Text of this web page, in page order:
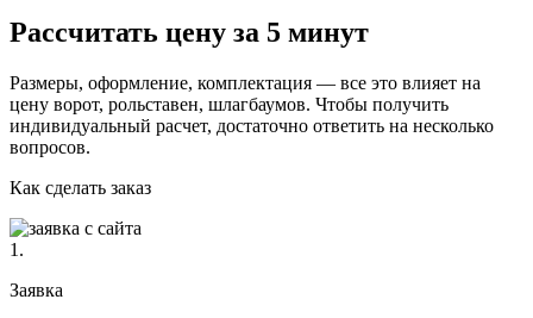
Рассчитать цену за 5 минут
Размеры, оформление, комплектация — все это влияет на
цену ворот, рольставен, шлагбаумов. Чтобы получить
индивидуальный расчет, достаточно ответить на несколько
вопросов.
Как сделать заказ
1.
Заявка